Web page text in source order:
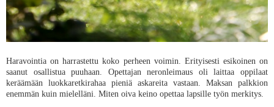
Haravointia on harrastettu koko perheen voimin. Erityisesti esikoinen on
saanut osallistua puuhaan. Opettajan neronleimaus oli laittaa oppilaat
keräämään luokkaretkirahaa pieniä askareita vastaan. Maksan palkkion
enemmän kuin mielelläni. Miten oiva keino opettaa lapsille työn merkitys.